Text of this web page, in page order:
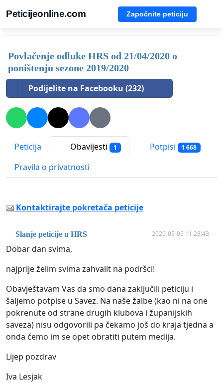
Peticijeonline.com Započnite peticiju
Povlačenje odluke HRS od 21/04/2020 o
poništenju sezone 2019/2020
Podijelite na Facebooku (232)
Peticija Obavijesti 1 Potpisi 1 668
Pravila o privatnosti
Kontaktirajte pokretača peticije
Slanje peticije u HRS 2020-05-05 11:28:43
Dobar dan svima,
najprije želim svima zahvalit na podršci!
Obavještavam Vas da smo dana zaključili peticiju i
šaljemo potpise u Savez. Na naše žalbe (kao ni na one
pokrenute od strane drugih klubova i županijskih
saveza) nisu odgovorili pa čekamo još do kraja tjedna a
onda ćemo im se opet obratiti putem medija.
Lijep pozdrav
Iva Lesjak